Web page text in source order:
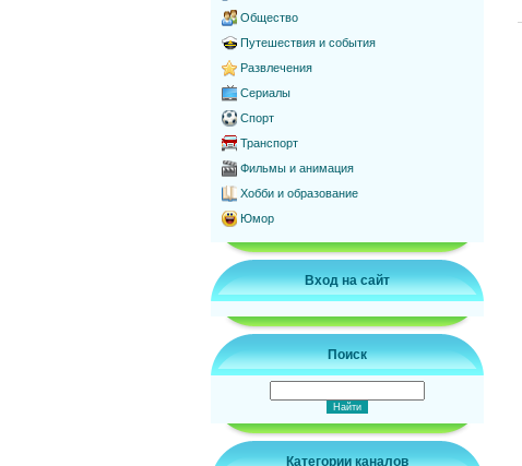
Общество
Путешествия и события
Развлечения
Сериалы
Спорт
Транспорт
Фильмы и анимация
Хобби и образование
Юмор
Вход на сайт
Поиск
Категории каналов